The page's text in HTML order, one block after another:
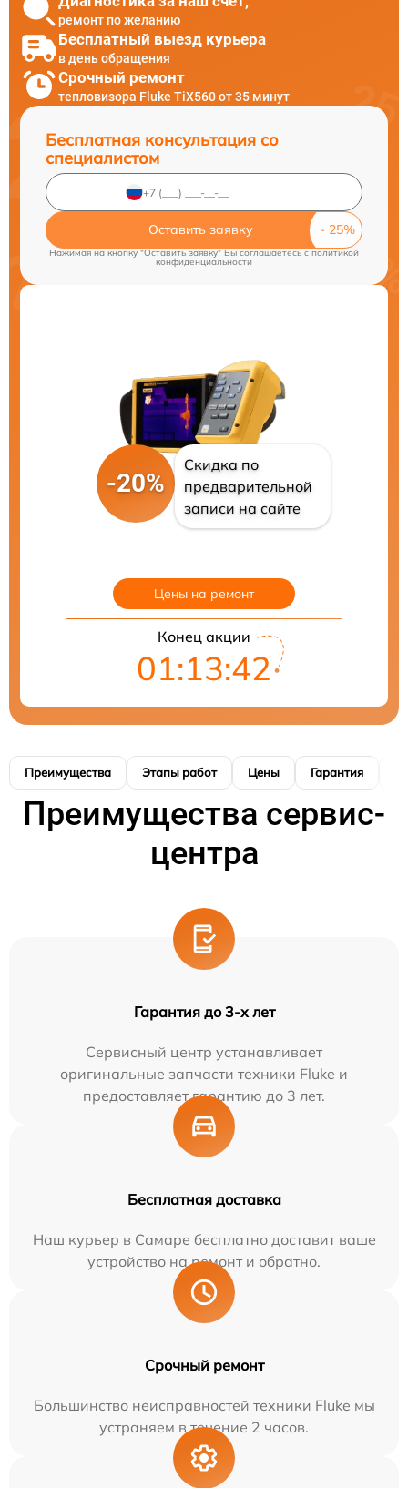
ремонт по желанию
Бесплатный выезд курьера
в день обращения
Срочный ремонт
тепловизора Fluke TiX560 от 35 минут
Бесплатная консультация со
специалистом
Оставить заявку
Нажимая на кнопку "Оставить заявку" Вы соглашаетесь cполитикой
конфиденциальности
-20%
Скидка по
предварительной
записи на сайте
Цены на ремонт
Конец акции
01:13:41
Преимущества Этапы работ Цены Гарантия
Преимущества сервис-
центра
Гарантия до 3-х лет
Сервисный центр устанавливает
оригинальные запчасти техники Fluke и
предоставляет гарантию до 3 лет.
Бесплатная доставка
Наш курьер в Самаре бесплатно доставит ваше
устройство на ремонт и обратно.
Срочный ремонт
Большинство неисправностей техники Fluke мы
устраняем в течение 2 часов.